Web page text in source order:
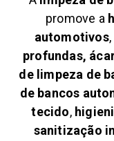
promove a
automotivos
profundas,
de limpeza de
de bancos
tecido,
sanitização